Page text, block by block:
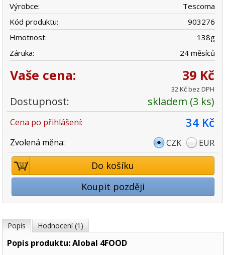
Výrobce:
Tescoma
Kód produktu:
903276
Hmotnost:
138g
Záruka:
24 měsíců
Vaše cena: 39 Kč
32 Kč bez DPH
Dostupnost: skladem (3 ks)
Cena po přihlášení: 34 Kč
Zvolená měna: CZK EUR
Do košíku
Koupit později
Popis Hodnocení (1)
Popis produktu: Alobal 4FOOD